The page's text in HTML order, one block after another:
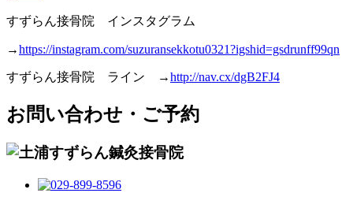
すずらん接骨院 インスタグラム
→https://instagram.com/suzuransekkotu0321?igshid=gsdrunff99qn
すずらん接骨院 ライン →http://nav.cx/dgB2FJ4
お問い合わせ・ご予約